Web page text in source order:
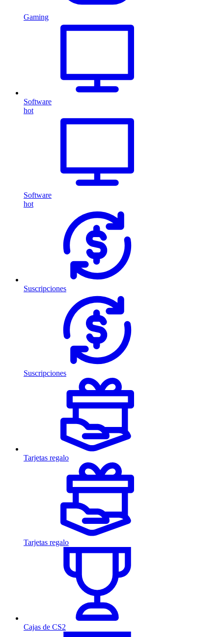
Gaming
Software
hot
Software
hot
Suscripciones
Suscripciones
Tarjetas regalo
Tarjetas regalo
Cajas de CS2